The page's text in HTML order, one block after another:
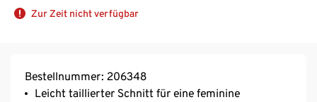
Zur Zeit nicht verfügbar
Bestellnummer: 206348
Leicht taillierter Schnitt für eine feminine